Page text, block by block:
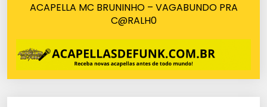
ACAPELLA MC BRUNINHO – VAGABUNDO PRA
C@RALH0